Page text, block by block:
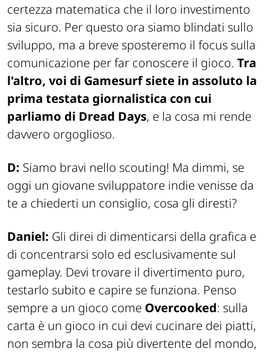
certezza matematica che il loro investimento
sia sicuro. Per questo ora siamo blindati sullo
sviluppo, ma a breve sposteremo il focus sulla
comunicazione per far conoscere il gioco. Tra
l'altro, voi di Gamesurf siete in assoluto la
prima testata giornalistica con cui
parliamo di Dread Days, e la cosa mi rende
davvero orgoglioso.
D: Siamo bravi nello scouting! Ma dimmi, se
oggi un giovane sviluppatore indie venisse da
te a chiederti un consiglio, cosa gli diresti?
Daniel: Gli direi di dimenticarsi della grafica e
di concentrarsi solo ed esclusivamente sul
gameplay. Devi trovare il divertimento puro,
testarlo subito e capire se funziona. Penso
sempre a un gioco come Overcooked: sulla
carta è un gioco in cui devi cucinare dei piatti,
non sembra la cosa più divertente del mondo,